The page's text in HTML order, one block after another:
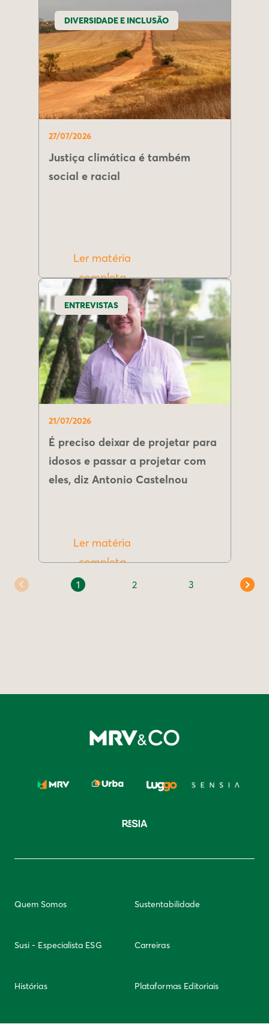
DIVERSIDADE E INCLUSÃO
27/07/2026
Justiça climática é também
social e racial
Ler matéria
completa
ENTREVISTAS
21/07/2026
É preciso deixar de projetar para
idosos e passar a projetar com
eles, diz Antonio Castelnou
Ler matéria
completa
1 2 3
Quem Somos Sustentabilidade
Susi - Especialista ESG Carreiras
Histórias Plataformas Editoriais
Newsletter Integridade